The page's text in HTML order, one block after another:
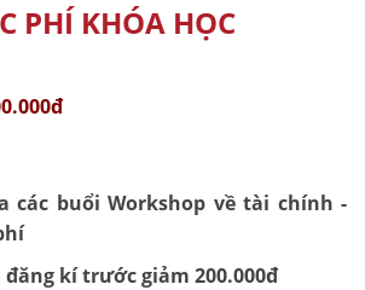
PHÍ KHÓA HỌC
các buổi Workshop về tài chính -
kí trước giảm 200.000đ